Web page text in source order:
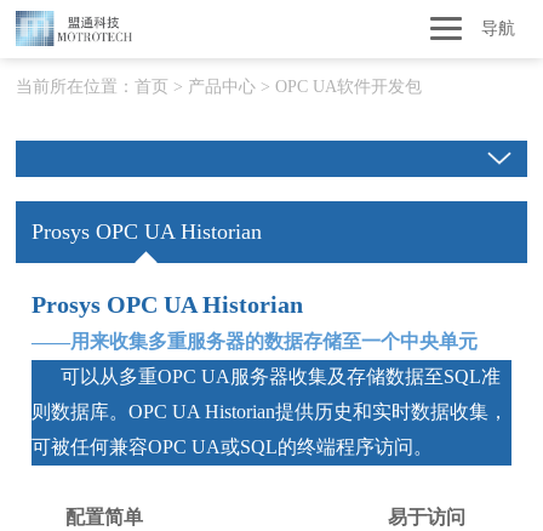
导航
当前所在位置：首页 > 产品中心 >OPC UA软件开发包
Prosys OPC UA Historian
Prosys OPC UA Historian
——用来收集多重服务器的数据存储至一个中央单元
可以从多重OPC UA服务器收集及存储数据至SQL准
则数据库。OPC UA Historian提供历史和实时数据收集，
可被任何兼容OPC UA或SQL的终端程序访问。
配置简单 易于访问